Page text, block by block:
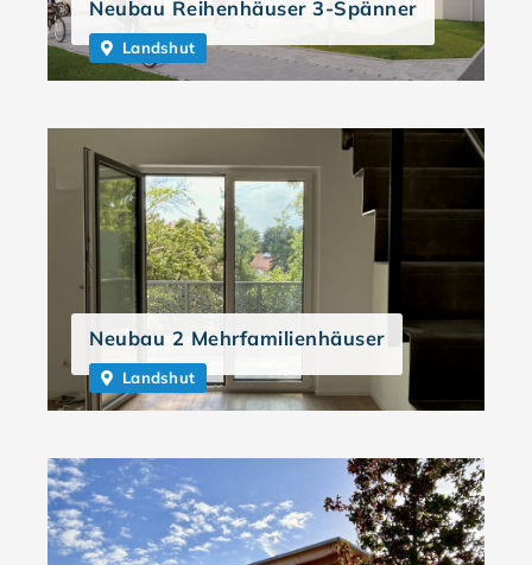
Neubau Reihenhäuser 3-Spänner
Landshut
Neubau 2 Mehrfamilienhäuser
Landshut